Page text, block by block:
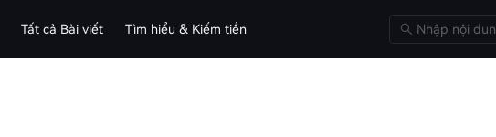
Tất cả Bài viết Tìm hiểu & Kiếm tiền